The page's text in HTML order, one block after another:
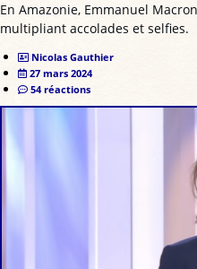
En Amazonie, Emmanuel
multipliant accolades et selfies.
Nicolas Gauthier
27 mars 2024
54 réactions